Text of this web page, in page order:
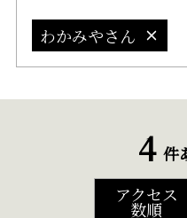
わかみやさん
4 件
アクセス
数順